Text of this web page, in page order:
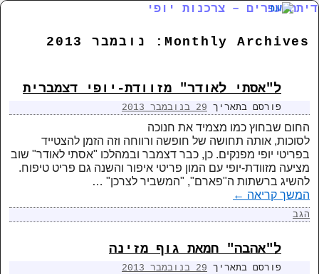
דיתה עפרים – צרכנות יופי
Monthly Archives: נובמבר 2013
ל"אסתי לאודר" מזוודת-יופי דצמברית
פורסם בתאריך 29 בנובמבר 2013
החום שבחוץ כמו מצמיד את חנוכה
לסוכות, אותה תחושה של חופשה ורווחה וזה הזמן להצטייד
בפריטי יופי מפנקים. כן, כבר דצמבר ובמהלכו "אסתי לאודר" שוב
מציעה מזוודת-יופי עם המון פריטי איפור והשנה גם פריט טיפוח.
להשיג ברשתות ה"פארם", "המשביר לצרכן" …
המשך קריאה ←
הגב
ל"אהבה" חמאת גוף מזינה
פורסם בתאריך 29 בנובמבר 2013